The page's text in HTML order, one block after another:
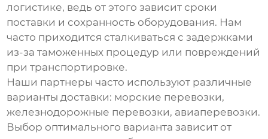
логистике, ведь от этого зависит сроки
поставки и сохранность оборудования. Нам
часто приходится сталкиваться с задержками
из-за таможенных процедур или повреждений
при транспортировке.
Наши партнеры часто используют различные
варианты доставки: морские перевозки,
железнодорожные перевозки, авиаперевозки.
Выбор оптимального варианта зависит от